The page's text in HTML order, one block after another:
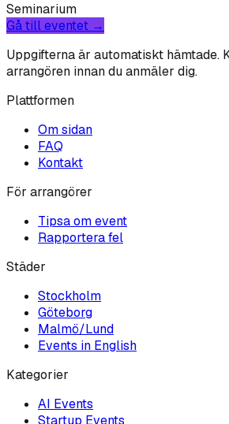
Seminarium
Gå till eventet →
Uppgifterna är automatiskt hämtade.
arrangören innan du anmäler dig.
Plattformen
Om sidan
FAQ
Kontakt
För arrangörer
Tipsa om event
Rapportera fel
Städer
Stockholm
Göteborg
Malmö/Lund
Events in English
Kategorier
AI Events
Startup Events